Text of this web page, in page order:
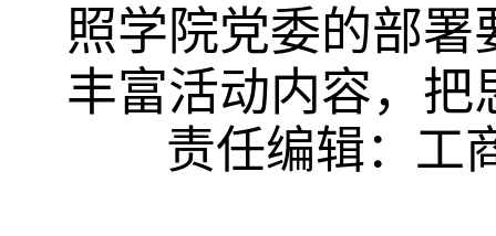
照学院党委的部
丰富活动内容，把
责任编辑：工